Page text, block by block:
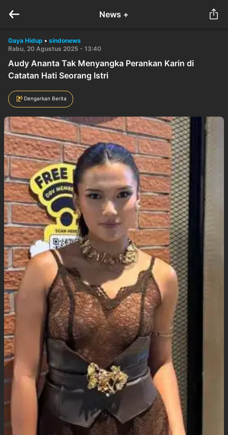
News +
Gaya Hidup • sindonews
Rabu, 20 Agustus 2025 - 13:40
Audy Ananta Tak Menyangka Perankan Karin di
Catatan Hati Seorang Istri
Dengarkan Berita